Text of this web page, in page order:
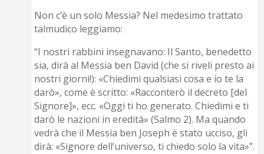
Non c’è un solo Messia? Nel medesimo trattato
talmudico leggiamo:
“I nostri rabbini insegnavano: Il Santo, benedetto
sia, dirà al Messia ben David (che si riveli presto ai
nostri giorni!): «Chiedimi qualsiasi cosa e io te la
darò», come è scritto: «Racconterò il decreto [del
Signore]», ecc. «Oggi ti ho generato. Chiedimi e ti
darò le nazioni in eredità» (Salmo 2). Ma quando
vedrà che il Messia ben Joseph è stato ucciso, gli
dirà: «Signore dell’universo, ti chiedo solo la vita»”.